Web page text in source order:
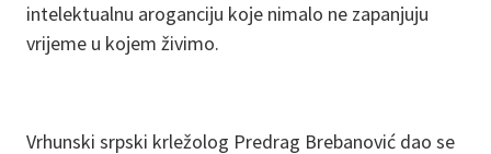
intelektualnu aroganciju koje nimalo ne zapanjuju
vrijeme u kojem živimo.
Vrhunski srpski krležolog Predrag Brebanović dao se